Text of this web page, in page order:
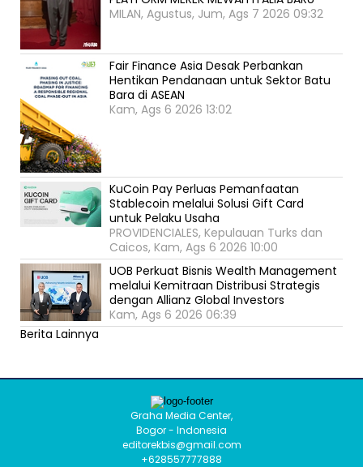
MILAN, Agustus, Jum, Ags 7 2026 09:32
Fair Finance Asia Desak Perbankan
Hentikan Pendanaan untuk Sektor Batu
Bara di ASEAN
Kam, Ags 6 2026 13:02
KuCoin Pay Perluas Pemanfaatan
Stablecoin melalui Solusi Gift Card
untuk Pelaku Usaha
PROVIDENCIALES, Kepulauan Turks dan
Caicos, Kam, Ags 6 2026 10:00
UOB Perkuat Bisnis Wealth Management
melalui Kemitraan Distribusi Strategis
dengan Allianz Global Investors
Kam, Ags 6 2026 06:39
Berita Lainnya
Graha Media Center,
Bogor - Indonesia
editorekbis@gmail.com
+628557777888